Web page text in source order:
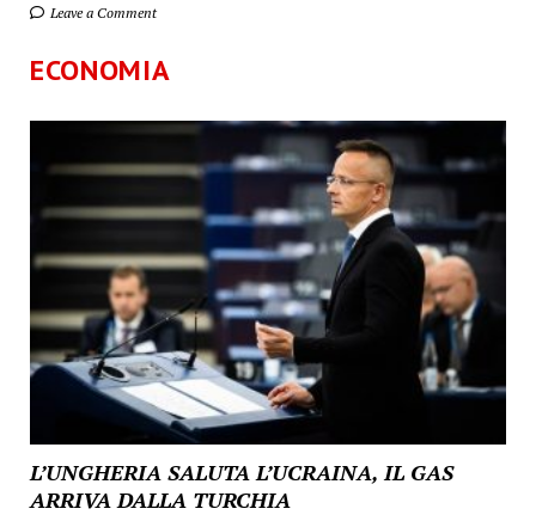
Leave a Comment
ECONOMIA
L’UNGHERIA SALUTA L’UCRAINA, IL GAS
ARRIVA DALLA TURCHIA